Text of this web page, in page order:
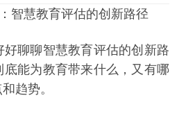
智慧教育评估的创新路径
聊聊智慧教育评估的创新路
能为教育带来什么，又有哪
趋势。